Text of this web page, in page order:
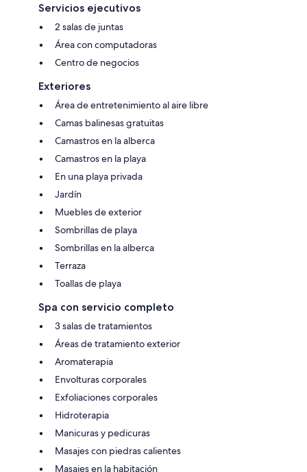
Servicios ejecutivos
2 salas de juntas
Área con computadoras
Centro de negocios
Exteriores
Área de entretenimiento al aire libre
Camas balinesas gratuitas
Camastros en la alberca
Camastros en la playa
En una playa privada
Jardín
Muebles de exterior
Sombrillas de playa
Sombrillas en la alberca
Terraza
Toallas de playa
Spa con servicio completo
3 salas de tratamientos
Áreas de tratamiento exterior
Aromaterapia
Envolturas corporales
Exfoliaciones corporales
Hidroterapia
Manicuras y pedicuras
Masajes con piedras calientes
Masajes en la habitación